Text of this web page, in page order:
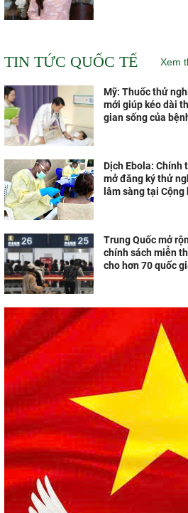
theo công nghệ
sẽ được sản xuất
phẩm VNVC từ
TIN TỨC QUỐC TẾ Xem
Mỹ: Thuốc thử
mới giúp kéo dài
gian sống của
Dịch Ebola: Chính
mở đăng ký thử
lâm sàng tại Cộng
Trung Quốc mở
chính sách miễn
cho hơn 70 quốc